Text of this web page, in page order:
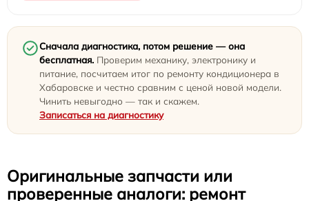
Сначала диагностика, потом решение — она
бесплатная. Проверим механику, электронику и
питание, посчитаем итог по ремонту кондиционера в
Хабаровске и честно сравним с ценой новой модели.
Чинить невыгодно — так и скажем.
Записаться на диагностику
Оригинальные запчасти или
проверенные аналоги: ремонт